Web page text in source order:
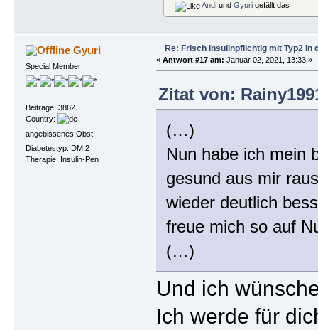
Andiund Gyurigefällt das
Gyuri
Special Member
Beiträge: 3862
Country:
angebissenes Obst
Diabetestyp: DM 2
Therapie: Insulin-Pen
Re: Frisch insulinpflichtig mit Typ2 in
« Antwort #17 am: Januar 02, 2021, 13:33 »
Zitat von:
(…)
Nun habe ich mein
gesund aus mir
wieder deutlich
freue mich so auf
(…)
Und ich
Ich werde für